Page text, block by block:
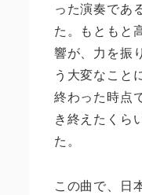
った演奏であ
た。もともと
響が、力を振
う大変なこと
終わった時点
き終えたくら
た。
この曲で、日